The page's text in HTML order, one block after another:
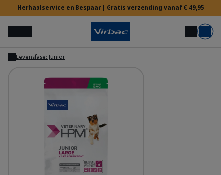
Herhaalservice en Bespaar | Gratis verzending vanaf € 49,95
MenuZoek op Mijn account Mand
Levensfase: Junior
HPM Prev - Junior Dog Special Large